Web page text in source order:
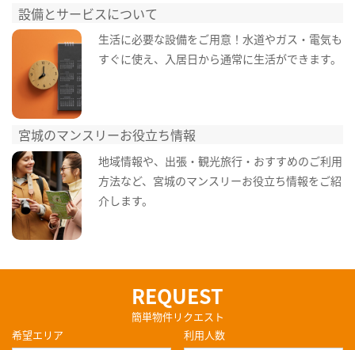
設備とサービスについて
生活に必要な設備をご用意！水道やガス・電気も
すぐに使え、入居日から通常に生活ができます。
宮城のマンスリーお役立ち情報
地域情報や、出張・観光旅行・おすすめのご利用
方法など、宮城のマンスリーお役立ち情報をご紹
介します。
REQUEST
簡単物件リクエスト
希望エリア
利用人数